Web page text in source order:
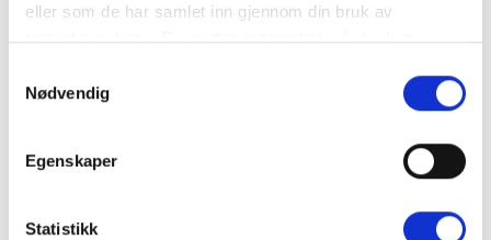
eller som de har samlet inn gjennom din bruk av
tjenestene deres. Du godtar automatisk vår bruk av
Nødvendig
Egenskaper
Statistikk
premium-2